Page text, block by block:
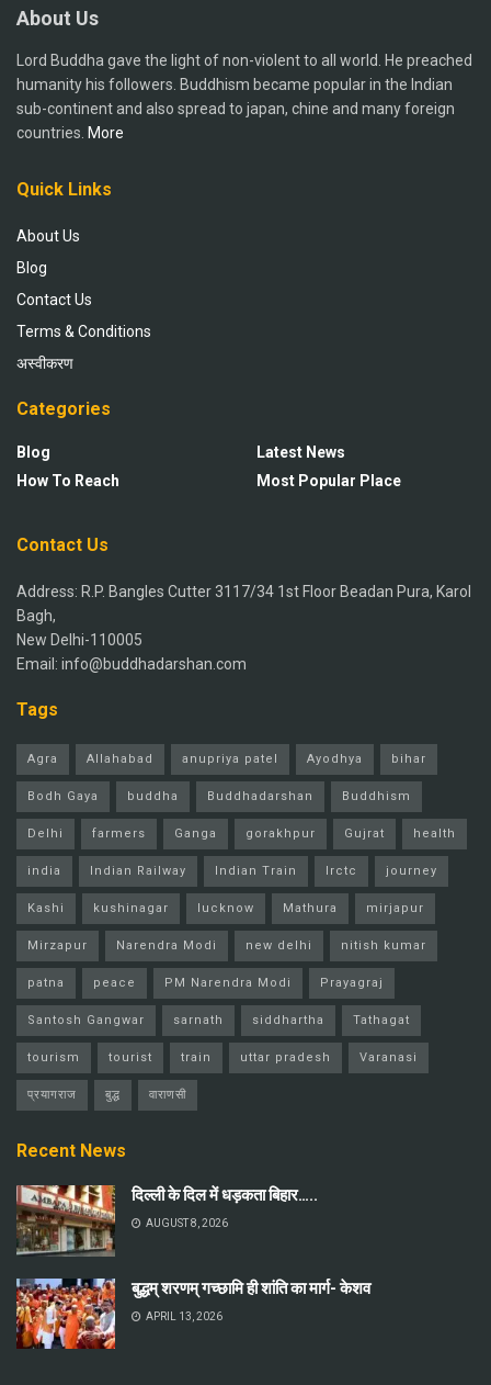
About Us
Lord Buddha gave the light of non-violent to all world. He preached
humanity his followers. Buddhism became popular in the Indian
sub-continent and also spread to japan, chine and many foreign
countries. More
Quick Links
About Us
Blog
Contact Us
Terms & Conditions
अस्वीकरण
Categories
Blog
How To Reach
Latest News
Most Popular Place
Contact Us
Address: R.P. Bangles Cutter 3117/34 1st Floor Beadan Pura, Karol
Bagh,
New Delhi-110005
Email: info@buddhadarshan.com
Tags
Agra Allahabad anupriya patel Ayodhya bihar
Bodh Gaya buddha Buddhadarshan Buddhism
Delhi farmers Ganga gorakhpur Gujrat health
india Indian Railway Indian Train Irctc journey
Kashi kushinagar lucknow Mathura mirjapur
Mirzapur Narendra Modi new delhi nitish kumar
patna peace PM Narendra Modi Prayagraj
Santosh Gangwar sarnath siddhartha Tathagat
tourism tourist train uttar pradesh Varanasi
प्रयागराज बुद्ध वाराणसी
Recent News
दिल्ली के दिल में धड़कता बिहार…..
AUGUST 8, 2026
बुद्धम् शरणम् गच्छामि ही शांति का मार्ग- केशव
APRIL 13, 2026